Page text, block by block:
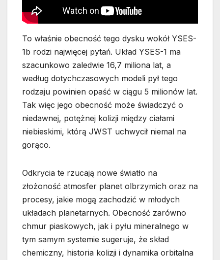
To właśnie obecność tego dysku wokół YSES-
1b rodzi najwięcej pytań. Układ YSES-1 ma
szacunkowo zaledwie 16,7 miliona lat, a
według dotychczasowych modeli pył tego
rodzaju powinien opaść w ciągu 5 milionów lat.
Tak więc jego obecność może świadczyć o
niedawnej, potężnej kolizji między ciałami
niebieskimi, którą JWST uchwycił niemal na
gorąco.
Odkrycia te rzucają nowe światło na
złożoność atmosfer planet olbrzymich oraz na
procesy, jakie mogą zachodzić w młodych
układach planetarnych. Obecność zarówno
chmur piaskowych, jak i pyłu mineralnego w
tym samym systemie sugeruje, że skład
chemiczny, historia kolizji i dynamika orbitalna